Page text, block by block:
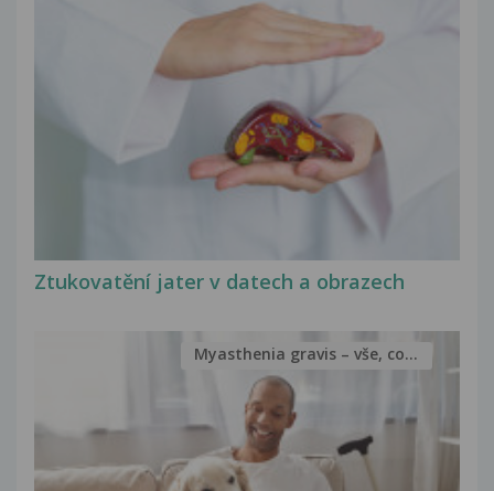
Ztukovatění jater v datech a obrazech
Myasthenia gravis – vše, co...